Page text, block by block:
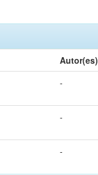
Autor(es)
-
-
-